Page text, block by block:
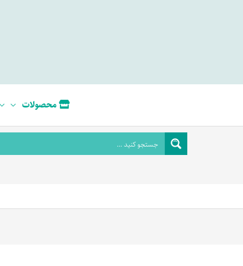
محصولات